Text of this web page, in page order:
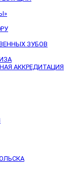
ЗУБОВ
АККРЕДИТАЦИЯ